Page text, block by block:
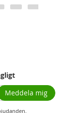
Meddela mig